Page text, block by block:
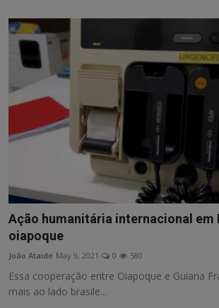
Ação humanitária internacional em
oiapoque
João Ataide May 9, 2021 0 580
Essa cooperação entre Oiapoque e Guiana
mais ao lado brasile...